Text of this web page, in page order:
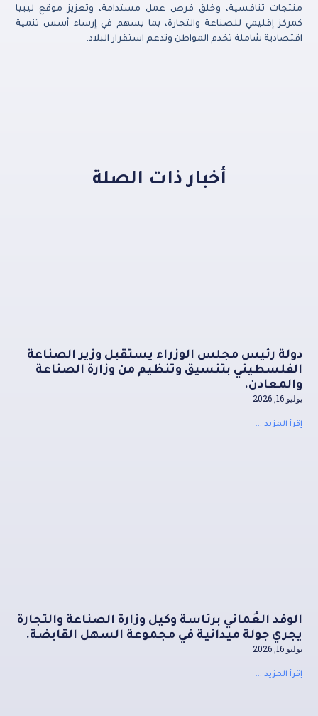
منتجات تنافسية، وخلق فرص عمل مستدامة، وتعزيز موقع ليبيا
كمركز إقليمي للصناعة والتجارة، بما يسهم في إرساء أسس تنمية
اقتصادية شاملة تخدم المواطن وتدعم استقرار البلاد.
أخبار ذات الصلة
دولة رئيس مجلس الوزراء يستقبل وزير الصناعة
الفلسطيني بتنسيق وتنظيم من وزارة الصناعة
والمعادن.
يوليو 16, 2026
إقرأ المزيد ...
الوفد العُماني برئاسة وكيل وزارة الصناعة والتجارة
يجري جولة ميدانية في مجموعة السهل القابضة.
يوليو 16, 2026
إقرأ المزيد ...